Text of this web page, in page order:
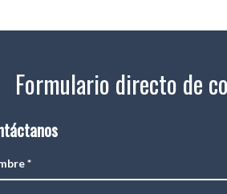
Formulario directo de
*